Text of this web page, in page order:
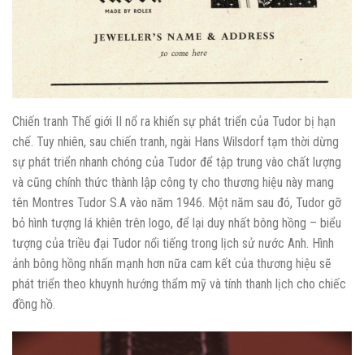
Chiến tranh Thế giới II nổ ra khiến sự phát triển của Tudor bị hạn
chế. Tuy nhiên, sau chiến tranh, ngài Hans Wilsdorf tạm thời dừng
sự phát triển nhanh chóng của Tudor để tập trung vào chất lượng
và cũng chính thức thành lập công ty cho thương hiệu này mang
tên Montres Tudor S.A vào năm 1946. Một năm sau đó, Tudor gỡ
bỏ hình tượng lá khiên trên logo, để lại duy nhất bông hồng – biểu
tượng của triều đại Tudor nổi tiếng trong lịch sử nước Anh. Hình
ảnh bông hồng nhấn mạnh hơn nữa cam kết của thương hiệu sẽ
phát triển theo khuynh hướng thẩm mỹ và tính thanh lịch cho chiếc
đồng hồ.